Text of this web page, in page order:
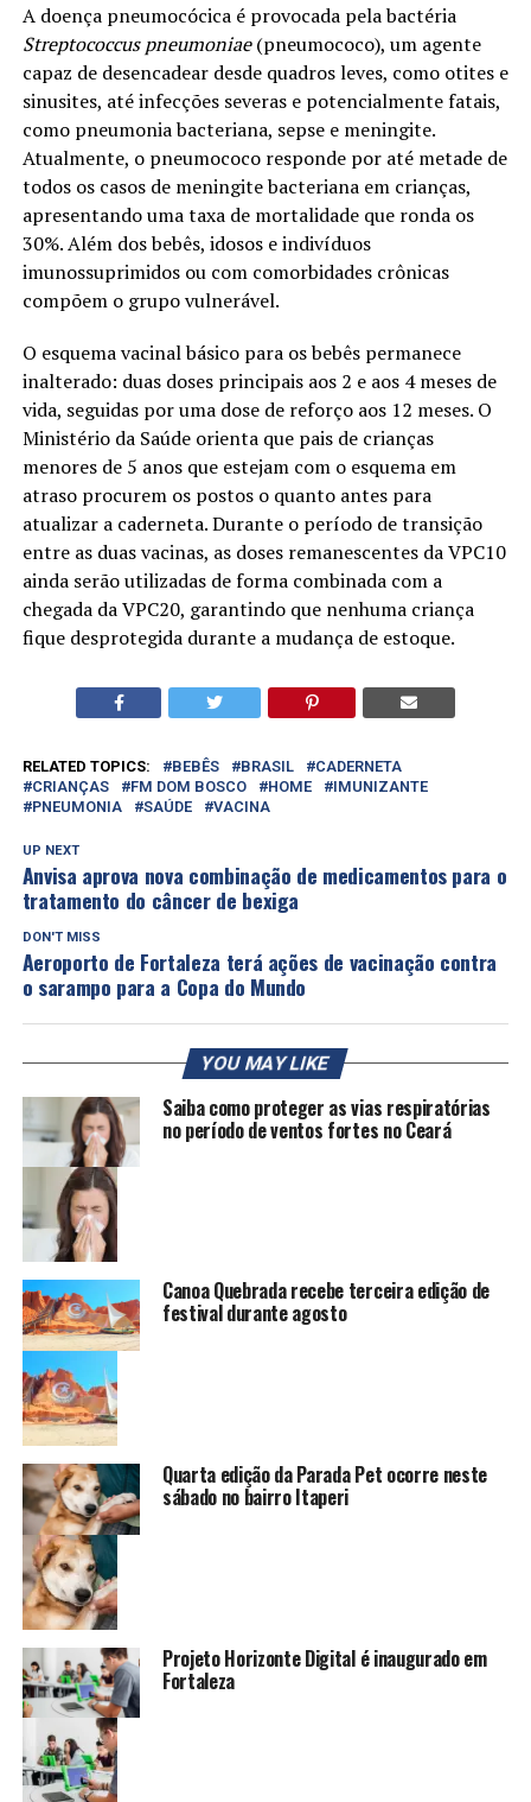
A doença pneumocócica é provocada pela bactéria
Streptococcus pneumoniae(pneumococo), um agente
capaz de desencadear desde quadros leves, como otites e
sinusites, até infecções severas e potencialmente fatais,
como pneumonia bacteriana, sepse e meningite.
Atualmente, o pneumococo responde por até metade de
todos os casos de meningite bacteriana em crianças,
apresentando uma taxa de mortalidade que ronda os
30%. Além dos bebês, idosos e indivíduos
imunossuprimidos ou com comorbidades crônicas
compõem o grupo vulnerável.
O esquema vacinal básico para os bebês permanece
inalterado: duas doses principais aos 2 e aos 4 meses de
vida, seguidas por uma dose de reforço aos 12 meses. O
Ministério da Saúde orienta que pais de crianças
menores de 5 anos que estejam com o esquema em
atraso procurem os postos o quanto antes para
atualizar a caderneta. Durante o período de transição
entre as duas vacinas, as doses remanescentes da VPC10
ainda serão utilizadas de forma combinada com a
chegada da VPC20, garantindo que nenhuma criança
fique desprotegida durante a mudança de estoque.
RELATED TOPICS: BEBÊS BRASIL
CADERNETA
CRIANÇAS
FM DOM BOSCO HOME
IMUNIZANTE
PNEUMONIA
SAÚDE VACINA
UP NEXT
Anvisa aprova nova combinação de medicamentos para o
tratamento do câncer de bexiga
DON'T MISS
Aeroporto de Fortaleza terá ações de vacinação contra
o sarampo para a Copa do Mundo
YOU MAY LIKE
Saiba como proteger as vias respiratórias
no período de ventos fortes no Ceará
Canoa Quebrada recebe terceira edição de
festival durante agosto
Quarta edição da Parada Pet ocorre neste
sábado no bairro Itaperi
Projeto Horizonte Digital é inaugurado em
Fortaleza